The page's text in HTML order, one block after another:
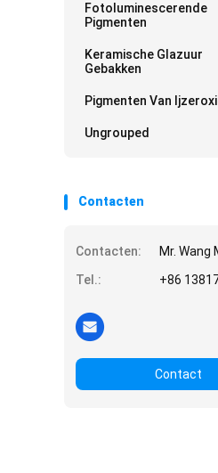
Fotoluminescerende
Pigmenten
Keramische Glazuur
Gebakken
Pigmenten Van
Ungrouped
Contacten
Contacten:
Mr. Wang
Tel.:
+86
Contact